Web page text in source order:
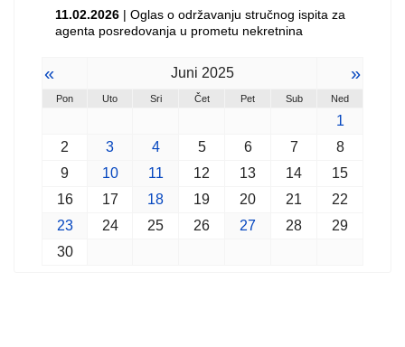
11.02.2026 | Oglas o održavanju stručnog ispita za
agenta posredovanja u prometu nekretnina
« Juni 2025 »
Pon Uto Sri Čet Pet Sub Ned
1
2
3 4 5 6 7
8
9
10 11 12 13 14
15
16
17 18 19 20 21
22
23
24 25 26 27 28
29
30